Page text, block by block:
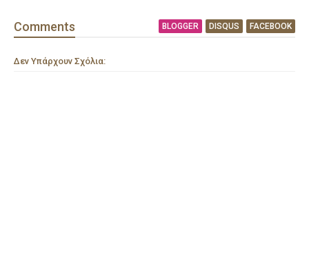
Comments BLOGGER DISQUS FACEBOOK
Δεν Υπάρχουν Σχόλια: